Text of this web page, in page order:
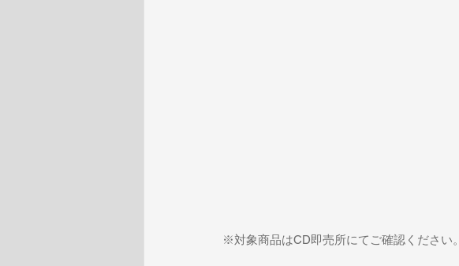
※対象商品はCD即売所にてご確認ください。